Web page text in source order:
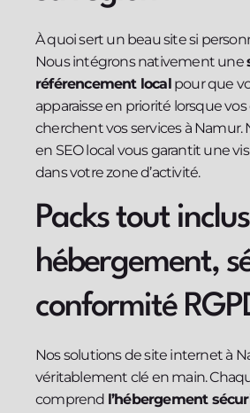
À quoi sert un beau site si
Nous intégrons nativement une
référencement local pour que
apparaisse en priorité lorsque
cherchent vos services à Namur.
en SEO local vous garantit une
dans votre zone d’activité.
Packs tout
hébergement,
conformité
Nos solutions de site internet à
véritablement clé en main.
comprend l’hébergement